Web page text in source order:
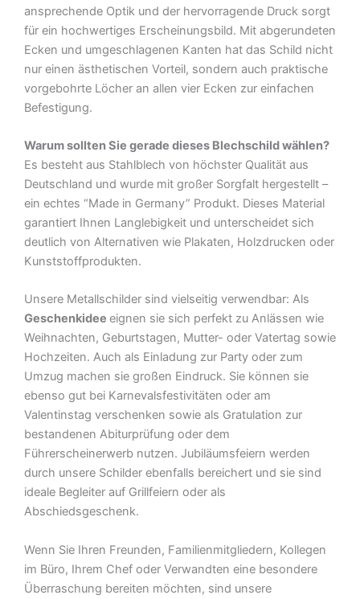
ansprechende Optik und der hervorragende Druck sorgt
für ein hochwertiges Erscheinungsbild. Mit abgerundeten
Ecken und umgeschlagenen Kanten hat das Schild nicht
nur einen ästhetischen Vorteil, sondern auch praktische
vorgebohrte Löcher an allen vier Ecken zur einfachen
Befestigung.
Warum sollten Sie gerade dieses Blechschild wählen?
Es besteht aus Stahlblech von höchster Qualität aus
Deutschland und wurde mit großer Sorgfalt hergestellt –
ein echtes “Made in Germany” Produkt. Dieses Material
garantiert Ihnen Langlebigkeit und unterscheidet sich
deutlich von Alternativen wie Plakaten, Holzdrucken oder
Kunststoffprodukten.
Unsere Metallschilder sind vielseitig verwendbar: Als
Geschenkidee eignen sie sich perfekt zu Anlässen wie
Weihnachten, Geburtstagen, Mutter- oder Vatertag sowie
Hochzeiten. Auch als Einladung zur Party oder zum
Umzug machen sie großen Eindruck. Sie können sie
ebenso gut bei Karnevalsfestivitäten oder am
Valentinstag verschenken sowie als Gratulation zur
bestandenen Abiturprüfung oder dem
Führerscheinerwerb nutzen. Jubiläumsfeiern werden
durch unsere Schilder ebenfalls bereichert und sie sind
ideale Begleiter auf Grillfeiern oder als
Abschiedsgeschenk.
Wenn Sie Ihren Freunden, Familienmitgliedern, Kollegen
im Büro, Ihrem Chef oder Verwandten eine besondere
Überraschung bereiten möchten, sind unsere